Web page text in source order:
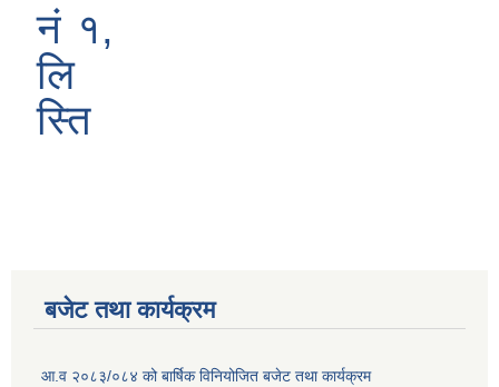
नं १,
लि
स्ति
बजेट तथा कार्यक्रम
आ.व २०८३/०८४ को बार्षिक विनियोजित बजेट तथा कार्यक्रम